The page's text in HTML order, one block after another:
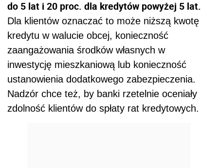
do 5 lat i 20 proc. dla kredytów powyżej 5 lat.
Dla klientów oznaczać to może niższą kwotę
kredytu w walucie obcej, konieczność
zaangażowania środków własnych w
inwestycję mieszkaniową lub konieczność
ustanowienia dodatkowego zabezpieczenia.
Nadzór chce też, by banki rzetelnie oceniały
zdolność klientów do spłaty rat kredytowych.